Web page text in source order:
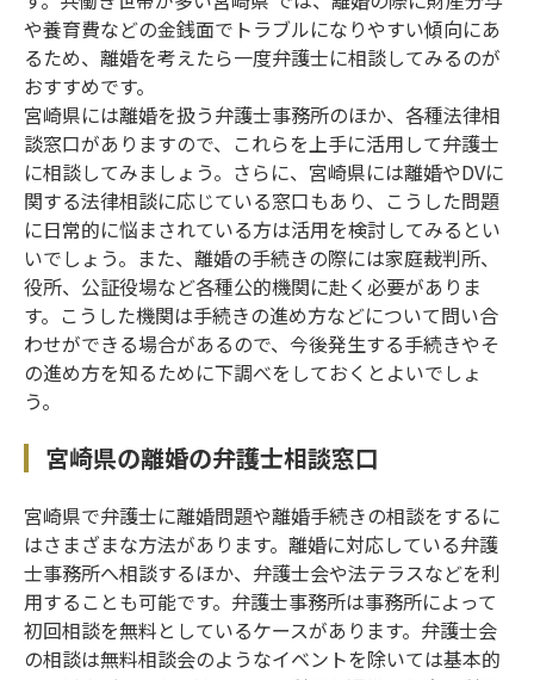
や養育費などの金銭面でトラブルになりやすい傾向にあ
るため、離婚を考えたら一度弁護士に相談してみるのが
おすすめです。
宮崎県には離婚を扱う弁護士事務所のほか、各種法律相
談窓口がありますので、これらを上手に活用して弁護士
に相談してみましょう。さらに、宮崎県には離婚やDVに
関する法律相談に応じている窓口もあり、こうした問題
に日常的に悩まされている方は活用を検討してみるとい
いでしょう。また、離婚の手続きの際には家庭裁判所、
役所、公証役場など各種公的機関に赴く必要がありま
す。こうした機関は手続きの進め方などについて問い合
わせができる場合があるので、今後発生する手続きやそ
の進め方を知るために下調べをしておくとよいでしょ
う。
宮崎県の離婚の弁護士相談窓口
宮崎県で弁護士に離婚問題や離婚手続きの相談をするに
はさまざまな方法があります。離婚に対応している弁護
士事務所へ相談するほか、弁護士会や法テラスなどを利
用することも可能です。弁護士事務所は事務所によって
初回相談を無料としているケースがあります。弁護士会
の相談は無料相談会のようなイベントを除いては基本的